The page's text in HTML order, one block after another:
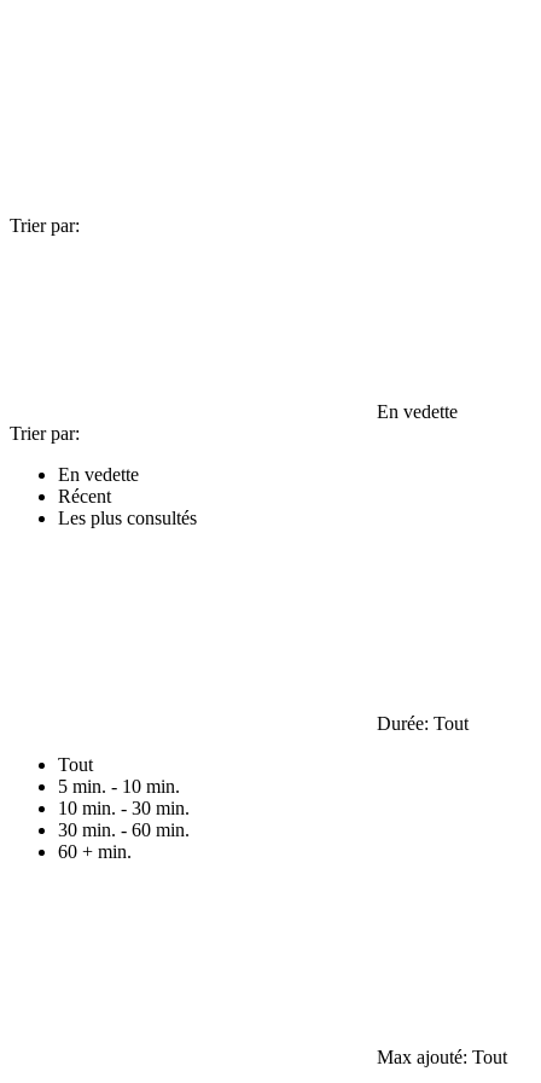
Trier par:
En vedette
Trier par:
En vedette
Récent
Les plus consultés
Durée: Tout
Tout
5 min. - 10 min.
10 min. - 30 min.
30 min. - 60 min.
60 + min.
Max ajouté: Tout